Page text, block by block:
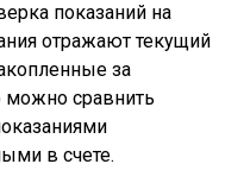
показаний на
отражают текущий
за
можно сравнить
в счете.